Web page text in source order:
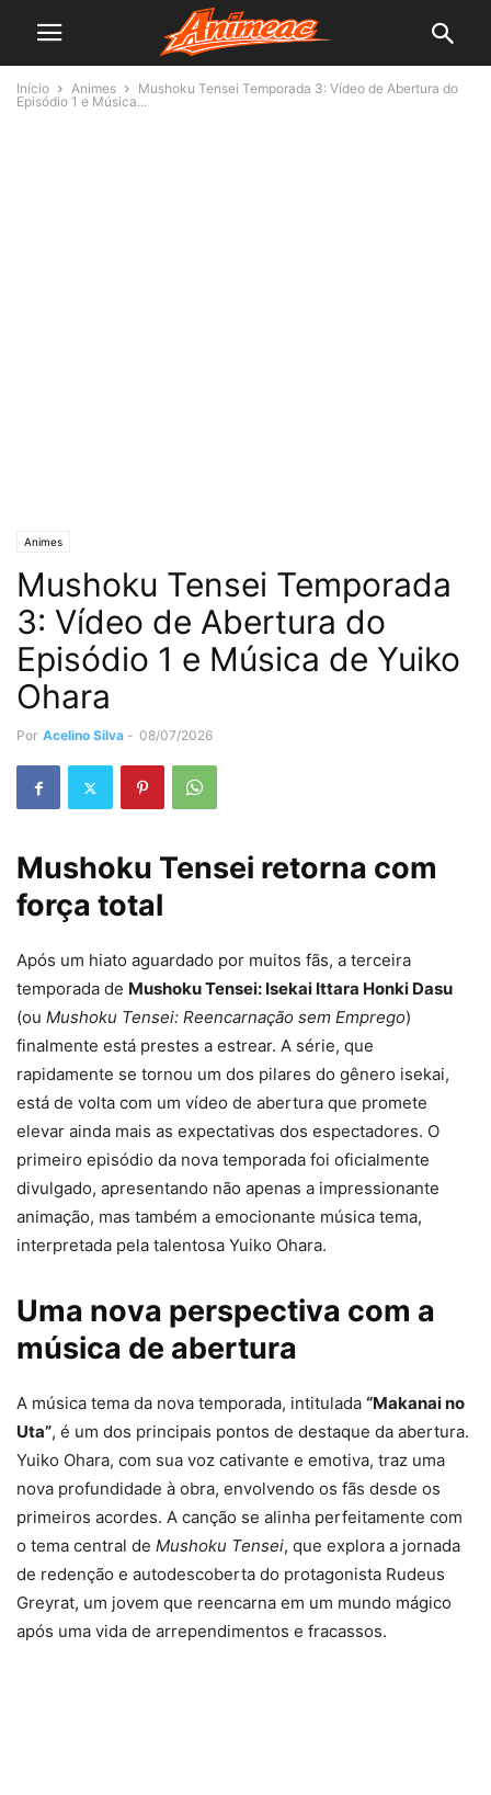
Início Animes
Mushoku Tensei Temporada 3: Vídeo de Abertura do
Episódio 1 e Música...
Animes
Mushoku Tensei Temporada
3: Vídeo de Abertura do
Episódio 1 e Música de Yuiko
Ohara
Por Acelino Silva - 08/07/2026
Mushoku Tensei retorna com
força total
Após um hiato aguardado por muitos fãs, a terceira
temporada de Mushoku Tensei: Isekai Ittara Honki Dasu
(ou Mushoku Tensei: Reencarnação sem Emprego)
finalmente está prestes a estrear. A série, que
rapidamente se tornou um dos pilares do gênero isekai,
está de volta com um vídeo de abertura que promete
elevar ainda mais as expectativas dos espectadores. O
primeiro episódio da nova temporada foi oficialmente
divulgado, apresentando não apenas a impressionante
animação, mas também a emocionante música tema,
interpretada pela talentosa Yuiko Ohara.
Uma nova perspectiva com a
música de abertura
A música tema da nova temporada, intitulada “Makanai no
Uta”, é um dos principais pontos de destaque da abertura.
Yuiko Ohara, com sua voz cativante e emotiva, traz uma
nova profundidade à obra, envolvendo os fãs desde os
primeiros acordes. A canção se alinha perfeitamente com
o tema central de Mushoku Tensei, que explora a jornada
de redenção e autodescoberta do protagonista Rudeus
Greyrat, um jovem que reencarna em um mundo mágico
após uma vida de arrependimentos e fracassos.